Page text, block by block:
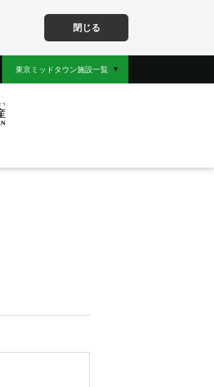
閉じる
東京ミッドタウン施設一覧